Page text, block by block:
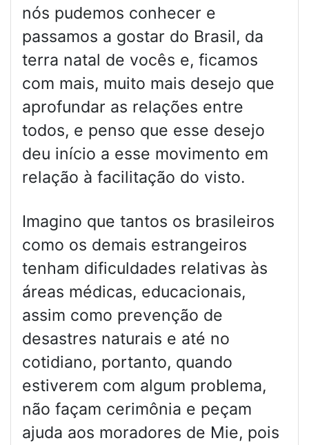
nós pudemos conhecer e
passamos a gostar do Brasil, da
terra natal de vocês e, ficamos
com mais, muito mais desejo que
aprofundar as relações entre
todos, e penso que esse desejo
deu início a esse movimento em
relação à facilitação do visto.
Imagino que tantos os brasileiros
como os demais estrangeiros
tenham dificuldades relativas às
áreas médicas, educacionais,
assim como prevenção de
desastres naturais e até no
cotidiano, portanto, quando
estiverem com algum problema,
não façam cerimônia e peçam
ajuda aos moradores de Mie, pois